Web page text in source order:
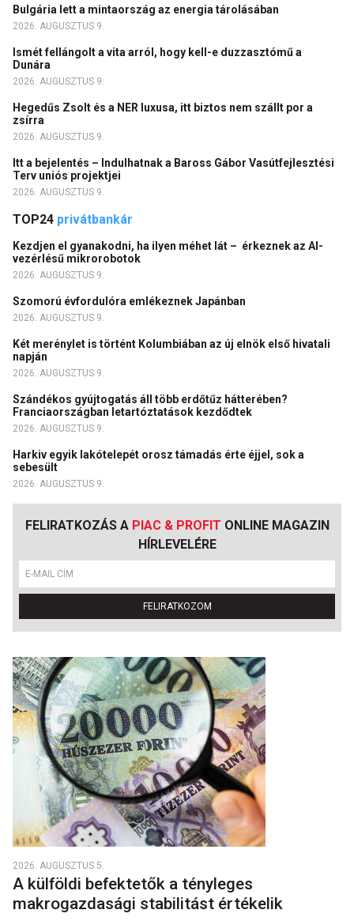
Bulgária lett a mintaország az energia tárolásában
2026. AUGUSZTUS 9.
Ismét fellángolt a vita arról, hogy kell-e duzzasztómű a
Dunára
2026. AUGUSZTUS 9.
Hegedűs Zsolt és a NER luxusa, itt biztos nem szállt por a
zsírra
2026. AUGUSZTUS 9.
Itt a bejelentés – Indulhatnak a Baross Gábor Vasútfejlesztési
Terv uniós projektjei
2026. AUGUSZTUS 9.
TOP24 privátbankár
Kezdjen el gyanakodni, ha ilyen méhet lát – érkeznek az AI-
vezérlésű mikrorobotok
2026. AUGUSZTUS 9.
Szomorú évfordulóra emlékeznek Japánban
2026. AUGUSZTUS 9.
Két merénylet is történt Kolumbiában az új elnök első hivatali
napján
2026. AUGUSZTUS 9.
Szándékos gyújtogatás áll több erdőtűz hátterében?
Franciaországban letartóztatások kezdődtek
2026. AUGUSZTUS 9.
Harkiv egyik lakótelepét orosz támadás érte éjjel, sok a
sebesült
2026. AUGUSZTUS 9.
FELIRATKOZÁS A PIAC & PROFIT ONLINE MAGAZIN
HÍRLEVELÉRE
FELIRATKOZOM
2026. AUGUSZTUS 5.
A külföldi befektetők a tényleges
makrogazdasági stabilitást értékelik